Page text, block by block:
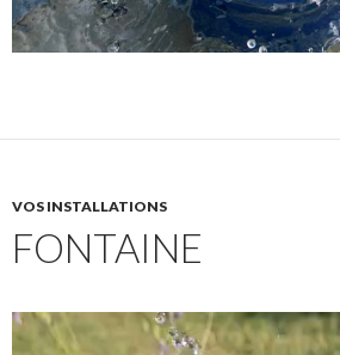
VOS INSTALLATIONS
FONTAINE